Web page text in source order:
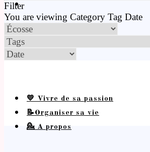
Filter
You are viewing Category Tag Date
💛 Vivre de sa passion
📝Organiser sa vie
💁 A propos